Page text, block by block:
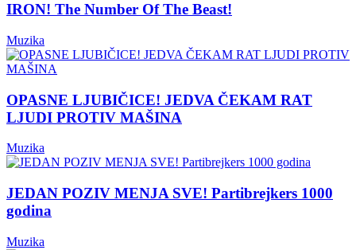
IRON! The Number Of The Beast!
Muzika
OPASNE LJUBIČICE! JEDVA ČEKAM RAT
LJUDI PROTIV MAŠINA
Muzika
JEDAN POZIV MENJA SVE! Partibrejkers 1000
godina
Muzika